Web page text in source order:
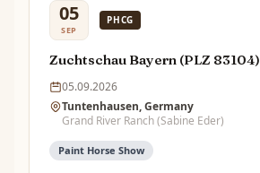
05
SEP
PHCG
Zuchtschau Bayern (PLZ 83104)
05.09.2026
Tuntenhausen, Germany
Grand River Ranch (Sabine Eder)
Paint Horse Show